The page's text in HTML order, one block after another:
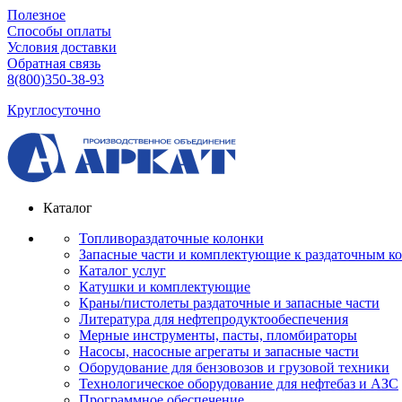
Полезное
Способы оплаты
Условия доставки
Обратная связь
8(800)350-38-93
Круглосуточно
Каталог
Топливораздаточные колонки
Запасные части и комплектующие к раздаточным
Каталог услуг
Катушки и комплектующие
Краны/пистолеты раздаточные и запасные части
Литература для нефтепродуктообеспечения
Мерные инструменты, пасты, пломбираторы
Насосы, насосные агрегаты и запасные части
Оборудование для бензовозов и грузовой техники
Технологическое оборудование для нефтебаз и АЗС